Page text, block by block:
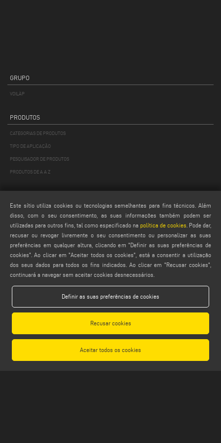
GRUPO
VOILÀP
PRODUTOS
CATEGORIAS DE PRODUTOS
TIPO DE APLICAÇÃO
PESQUISADOR DE PRODUTOS
PRODUTOS DE A A Z
service@emmegi.com
webmaster@emmegi.com
info@emmegi.com
ENCONTRAR-NOS NO
LEGALS
PRIVACY POLICY
Este sítio utiliza cookies ou tecnologias semelhantes para fins técnicos. Além
disso, com o seu consentimento, as suas informações também podem ser
utilizadas para outros fins, tal como especificado na política de cookies . Pode dar,
recusar ou revogar livremente o seu consentimento ou personalizar as suas
preferências em qualquer altura, clicando em "Definir as suas preferências de
cookies". Ao clicar em "Aceitar todos os cookies", está a consentir a utilização
dos seus dados para todos os fins indicados. Ao clicar em "Recusar cookies",
continuará a navegar sem aceitar cookies desnecessários.
Definir as suas preferências de cookies
Recusar cookies
Aceitar todos os cookies